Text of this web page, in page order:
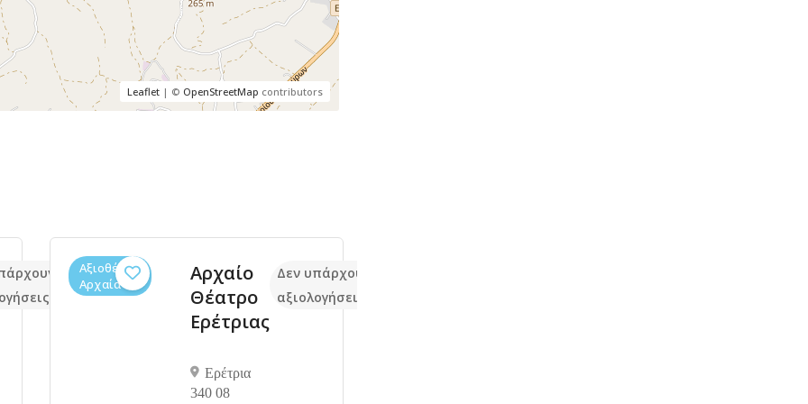
Leaflet| © OpenStreetMap contributors
ακόμαΑξιοθέατα,
Αρχαία
Αρχαίο
Θέατρο
Ερέτριας
Ερέτρια
340 08
Δεν υπάρχουν ακόμα
αξιολογήσεις